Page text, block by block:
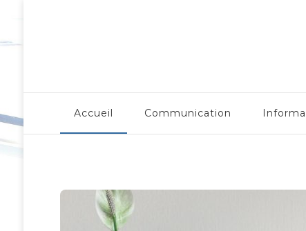
LergoNome.org
Accueil Communication